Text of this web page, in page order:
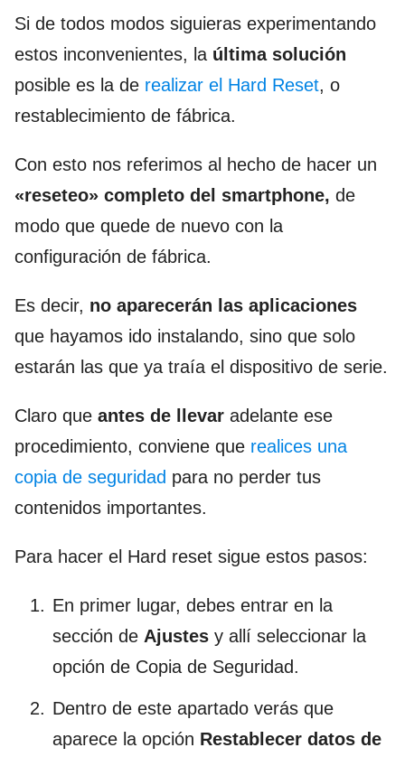
Si de todos modos siguieras experimentando
estos inconvenientes, la última solución
posible es la de realizar el Hard Reset, o
restablecimiento de fábrica.
Con esto nos referimos al hecho de hacer un
«reseteo» completo del smartphone, de
modo que quede de nuevo con la
configuración de fábrica.
Es decir, no aparecerán las aplicaciones
que hayamos ido instalando, sino que solo
estarán las que ya traía el dispositivo de serie.
Claro que antes de llevar adelante ese
procedimiento, conviene que realices una
copia de seguridad para no perder tus
contenidos importantes.
Para hacer el Hard reset sigue estos pasos:
En primer lugar, debes entrar en la
sección de Ajustes y allí seleccionar la
opción de Copia de Seguridad.
Dentro de este apartado verás que
aparece la opción Restablecer datos de